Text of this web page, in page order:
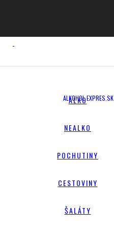
ALKO
NEALKO
POCHUTINY
CESTOVINY
ŠALÁTY
ALKOHOL EXPRES.SK